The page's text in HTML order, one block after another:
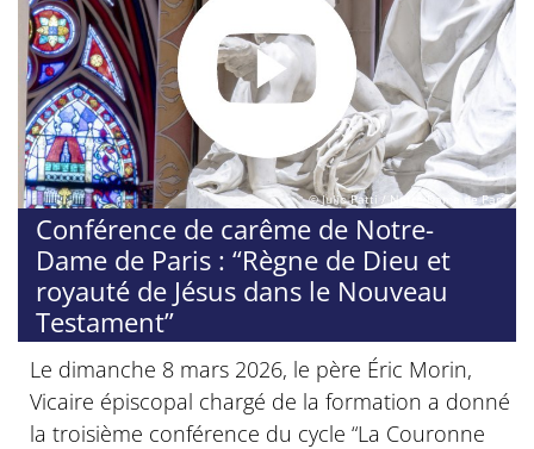
© Julio Patti / Notre-Dame de Paris
Conférence de carême de Notre-
Dame de Paris : “Règne de Dieu et
royauté de Jésus dans le Nouveau
Testament”
Le dimanche 8 mars 2026, le père Éric Morin,
Vicaire épiscopal chargé de la formation a donné
la troisième conférence du cycle “La Couronne